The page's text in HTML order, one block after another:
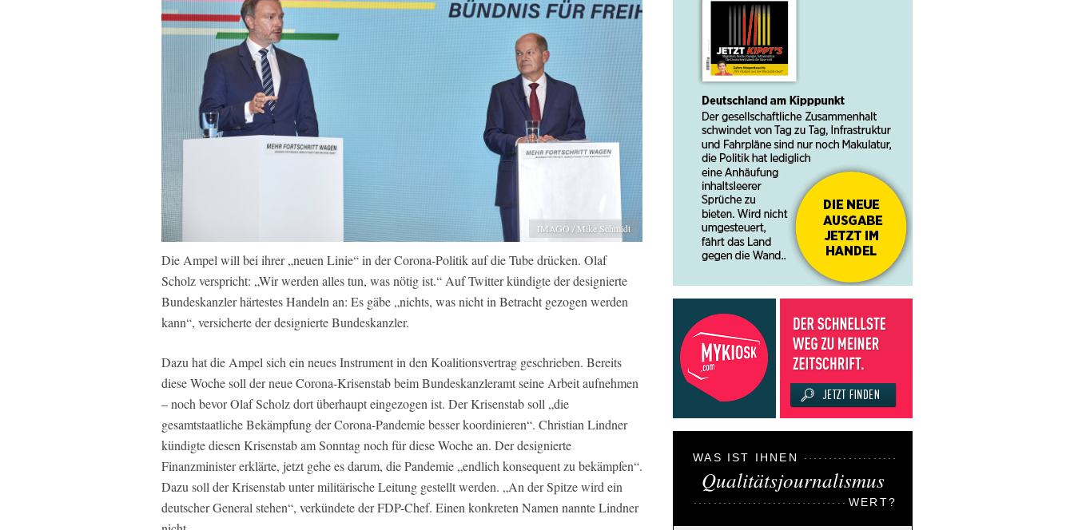
IMAGO / Mike Schmidt
Die Ampel will bei ihrer „neuen Linie“ in der Corona-Politik auf die Tube drücken. Olaf
Scholz verspricht: „Wir werden alles tun, was nötig ist.“ Auf Twitter kündigte der designierte
Bundeskanzler härtestes Handeln an: Es gäbe „nichts, was nicht in Betracht gezogen werden
kann“, versicherte der designierte Bundeskanzler.
Dazu hat die Ampel sich ein neues Instrument in den Koalitionsvertrag geschrieben. Bereits
diese Woche soll der neue Corona-Krisenstab beim Bundeskanzleramt seine Arbeit aufnehmen
– noch bevor Olaf Scholz dort überhaupt eingezogen ist. Der Krisenstab soll „die
gesamtstaatliche Bekämpfung der Corona-Pandemie besser koordinieren“. Christian Lindner
kündigte diesen Krisenstab am Sonntag noch für diese Woche an. Der designierte
Finanzminister erklärte, jetzt gehe es darum, die Pandemie „endlich konsequent zu bekämpfen“.
Dazu soll der Krisenstab unter militärische Leitung gestellt werden. „An der Spitze wird ein
deutscher General stehen“, verkündete der FDP-Chef. Einen konkreten Namen nannte Lindner
WAS IST IHNEN
Qualitätsjournalismus
WERT?